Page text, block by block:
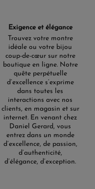
Exigence et élégance
Trouvez votre montre
idéale ou votre bijou
coup-de-cœur sur notre
boutique en ligne. Notre
quête perpétuelle
d’excellence s’exprime
dans toutes les
interactions avec nos
clients, en magasin et sur
internet. En venant chez
Daniel Gerard, vous
entrez dans un monde
d’excellence, de passion,
d’authenticité,
d’élégance, d’exception.